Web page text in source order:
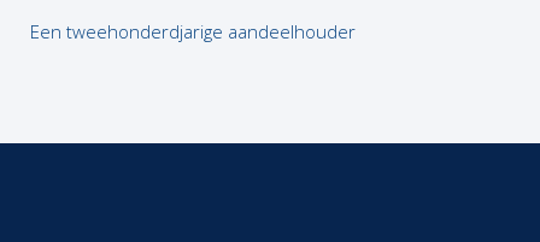
Een tweehonderdjarige aandeelhouder